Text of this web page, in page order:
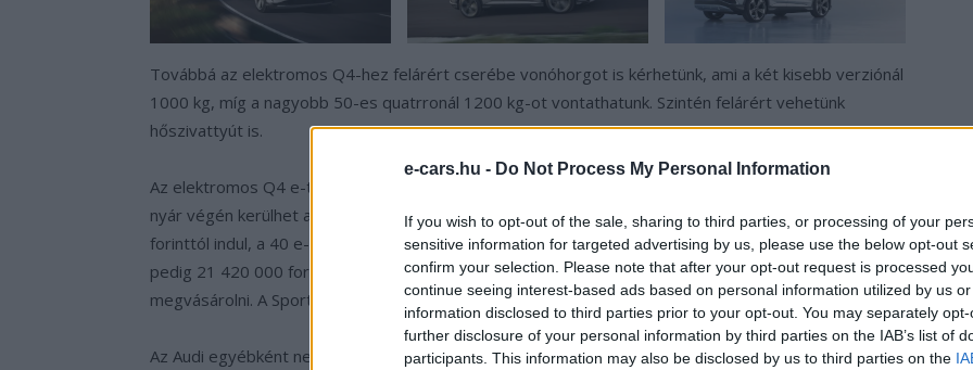
e-cars.hu - Do Not Process My Personal Information
If you wish to opt-out of the sale, sharing to third parties, or processing of your
sensitive information for targeted advertising by us, please use the below opt-out
confirm your selection. Please note that after your opt-out request is processed
continue seeing interest-based ads based on personal information utilized by us
information disclosed to third parties prior to your opt-out. You may separately
further disclosure of your personal information by third parties on the IAB’s list of
participants. This information may also be disclosed by us to third parties on the
Továbbá az elektromos Q4-hez felárért cserébe vonóhorgot is kérhetünk, ami a két kisebb verziónál
1000 kg, míg a nagyobb 50-es quatrronál 1200 kg-ot vontathatunk. Szintén felárért vehetünk
hőszivattyút is.
Az elektromos Q4 e-tron forgalmazása júniusban indul az öreg kontinensen, a Sportback változat
nyár végén kerülhet a kereskedésekbe. A Q4 e-tron hazai, magyarországi ára bruttó 16 550 000
forinttól indul, a 40 e-tron típusért 19 100 000 forintot kell fizetnünk. A legerősebb 50-es típusért
pedig 21 420 000 forintot kell a kereskedésben hagynunk, ha az alap modelleket akarjuk
megvásárolni. A Sportback változatok áráról egyelőre még nem érkezett hazai hír.
Az Audi egyébként nem bízta a véletlenre a Q4 e-tron iránti igényeket és már március vége óta